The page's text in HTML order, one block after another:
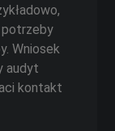
potrzeby
Wniosek
audyt
kontakt